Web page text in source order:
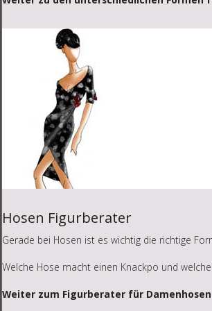
Hosen Figurberater
Gerade bei Hosen ist es wichtig die richtige
Welche Hose macht einen Knackpo und
Weiter zum Figurberater für